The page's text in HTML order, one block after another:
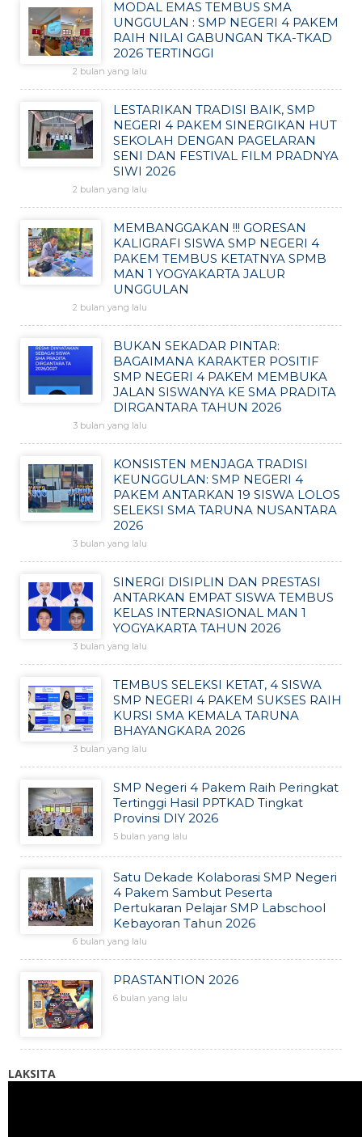
MODAL EMAS TEMBUS SMA
UNGGULAN : SMP NEGERI 4 PAKEM
RAIH NILAI GABUNGAN TKA-TKAD
2026 TERTINGGI
2 bulan yang lalu
LESTARIKAN TRADISI BAIK, SMP
NEGERI 4 PAKEM SINERGIKAN HUT
SEKOLAH DENGAN PAGELARAN
SENI DAN FESTIVAL FILM PRADNYA
SIWI 2026
2 bulan yang lalu
MEMBANGGAKAN !!! GORESAN
KALIGRAFI SISWA SMP NEGERI 4
PAKEM TEMBUS KETATNYA SPMB
MAN 1 YOGYAKARTA JALUR
UNGGULAN
2 bulan yang lalu
BUKAN SEKADAR PINTAR:
BAGAIMANA KARAKTER POSITIF
SMP NEGERI 4 PAKEM MEMBUKA
JALAN SISWANYA KE SMA PRADITA
DIRGANTARA TAHUN 2026
3 bulan yang lalu
KONSISTEN MENJAGA TRADISI
KEUNGGULAN: SMP NEGERI 4
PAKEM ANTARKAN 19 SISWA LOLOS
SELEKSI SMA TARUNA NUSANTARA
2026
3 bulan yang lalu
SINERGI DISIPLIN DAN PRESTASI
ANTARKAN EMPAT SISWA TEMBUS
KELAS INTERNASIONAL MAN 1
YOGYAKARTA TAHUN 2026
3 bulan yang lalu
TEMBUS SELEKSI KETAT, 4 SISWA
SMP NEGERI 4 PAKEM SUKSES RAIH
KURSI SMA KEMALA TARUNA
BHAYANGKARA 2026
3 bulan yang lalu
SMP Negeri 4 Pakem Raih Peringkat
Tertinggi Hasil PPTKAD Tingkat
Provinsi DIY 2026
5 bulan yang lalu
Satu Dekade Kolaborasi SMP Negeri
4 Pakem Sambut Peserta
Pertukaran Pelajar SMP Labschool
Kebayoran Tahun 2026
6 bulan yang lalu
PRASTANTION 2026
6 bulan yang lalu
LAKSITA